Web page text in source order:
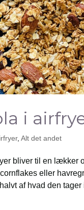
i
, Alt det andet
bliver til en lækker
eller
af hvad den